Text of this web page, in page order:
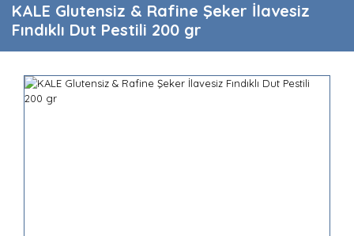
KALE Glutensiz & Rafine Şeker İlavesiz
Fındıklı Dut Pestili 200 gr